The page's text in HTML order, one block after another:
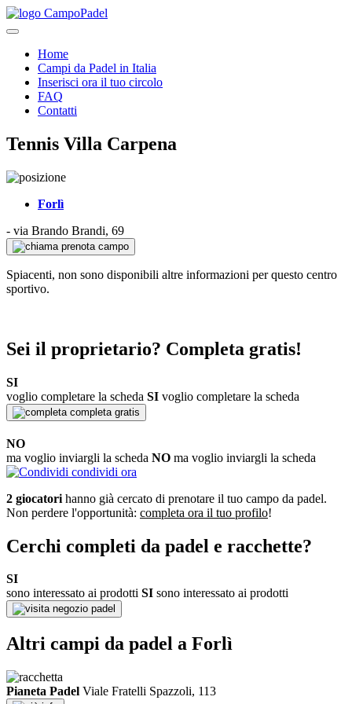
Home
Campi da Padel in Italia
Inserisci ora il tuo circolo
FAQ
Contatti
Tennis Villa Carpena
Forlì
- via Brando Brandi, 69
prenota campo
Spiacenti, non sono disponibili altre informazioni per questo centro
sportivo.
Sei il proprietario? Completa gratis!
SI
voglio completare la scheda SI voglio completare la scheda
completa gratis
NO
ma voglio inviargli la scheda NO ma voglio inviargli la scheda
condividi ora
2 giocatori hanno già cercato di prenotare il tuo campo da padel.
Non perdere l'opportunità: completa ora il tuo profilo!
Cerchi completi da padel e racchette?
SI
sono interessato ai prodotti SI sono interessato ai prodotti
negozio padel
Altri campi da padel a Forlì
Pianeta Padel Viale Fratelli Spazzoli, 113